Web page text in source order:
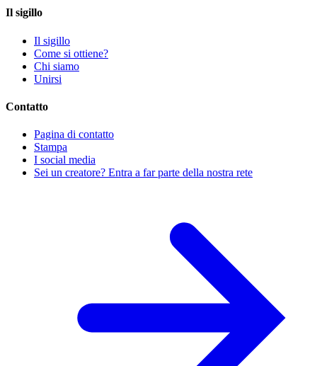
Il sigillo
Il sigillo
Come si ottiene?
Chi siamo
Unirsi
Contatto
Pagina di contatto
Stampa
I social media
Sei un creatore? Entra a far parte della nostra rete